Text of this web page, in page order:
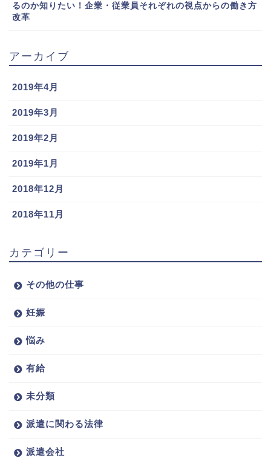
るのか知りたい！企業・従業員それぞれの視点からの働き方
改革
アーカイブ
2019年4月
2019年3月
2019年2月
2019年1月
2018年12月
2018年11月
カテゴリー
その他の仕事
妊娠
悩み
有給
未分類
派遣に関わる法律
派遣会社